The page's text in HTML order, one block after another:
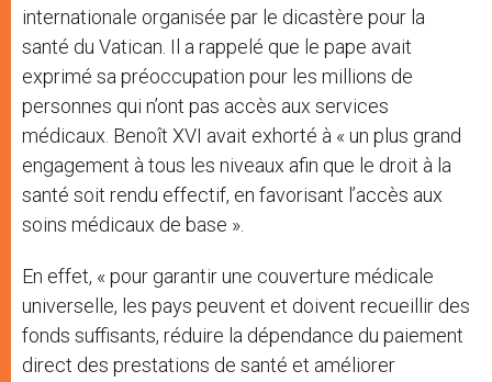
internationale organisée par le dicastère pour la
santé du Vatican. Il a rappelé que le pape avait
exprimé sa préoccupation pour les millions de
personnes qui n’ont pas accès aux services
médicaux. Benoît XVI avait exhorté à « un plus grand
engagement à tous les niveaux afin que le droit à la
santé soit rendu effectif, en favorisant l’accès aux
soins médicaux de base ».
En effet, « pour garantir une couverture médicale
universelle, les pays peuvent et doivent recueillir des
fonds suffisants, réduire la dépendance du paiement
direct des prestations de santé et améliorer